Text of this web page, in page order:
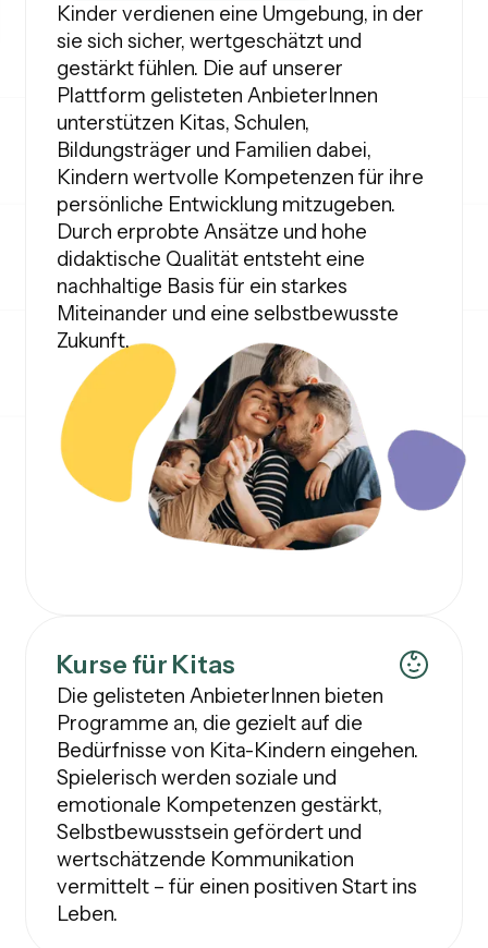
Kinder verdienen eine Umgebung, in der
sie sich sicher, wertgeschätzt und
gestärkt fühlen. Die auf unserer
Plattform gelisteten AnbieterInnen
unterstützen Kitas, Schulen,
Bildungsträger und Familien dabei,
Kindern wertvolle Kompetenzen für ihre
persönliche Entwicklung mitzugeben.
Durch erprobte Ansätze und hohe
didaktische Qualität entsteht eine
nachhaltige Basis für ein starkes
Miteinander und eine selbstbewusste
Zukunft.
Kurse für Kitas
Die gelisteten AnbieterInnen bieten
Programme an, die gezielt auf die
Bedürfnisse von Kita-Kindern eingehen.
Spielerisch werden soziale und
emotionale Kompetenzen gestärkt,
Selbstbewusstsein gefördert und
wertschätzende Kommunikation
vermittelt – für einen positiven Start ins
Leben.